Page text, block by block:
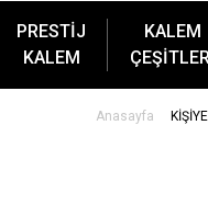
PRESTİJ
KALEM
KALEM
Anasayfa